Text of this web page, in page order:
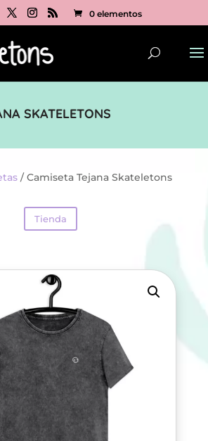
0 elementos
SKATELETONS
/ Camiseta Tejana Skateletons
Tienda